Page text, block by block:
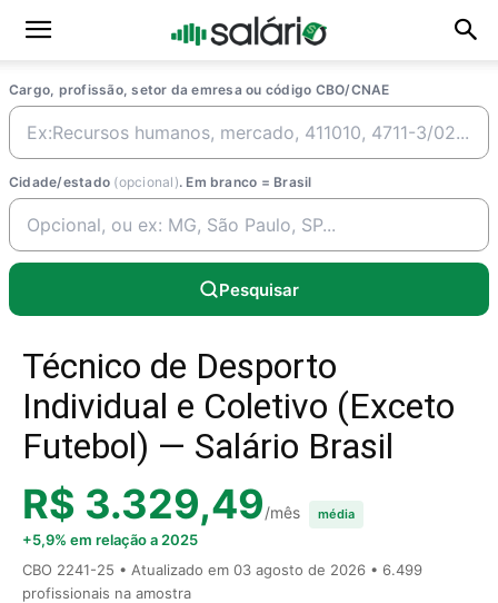
Cargo, profissão, setor da emresa ou código CBO/CNAE
Cidade/estado (opcional). Em branco = Brasil
Pesquisar
Técnico de Desporto
Individual e Coletivo (Exceto
Futebol) — Salário Brasil
R$ 3.329,49/mês média
+5,9% em relação a 2025
CBO 2241-25 • Atualizado em 03 agosto de 2026 • 6.499
profissionais na amostra